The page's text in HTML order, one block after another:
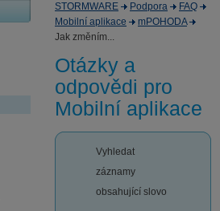
STORMWARE Podpora
FAQ
Mobilní aplikace
mPOHODA
Jak změním...
Otázky a
odpovědi pro
Mobilní aplikace
Vyhledat
záznamy
obsahující slovo